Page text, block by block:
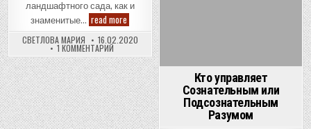
ландшафтного сада, как и
знаменитые… read more
часть
вы
будете
обрабатывать?
Приключение
для
начинающих
СВЕТЛОВА МАРИЯ 16.02.2020
1 КОММЕНТАРИЙК
ЗАПИСИ
КАКУЮ
ЧАСТЬ
ВЫ
БУДЕТЕ
ОБРАБАТЫВАТЬ?
ПРИКЛЮЧЕНИЕ
ДЛЯ
НАЧИНАЮЩИХ
Кто управляет
Сознательным или
Подсознательным
Разумом